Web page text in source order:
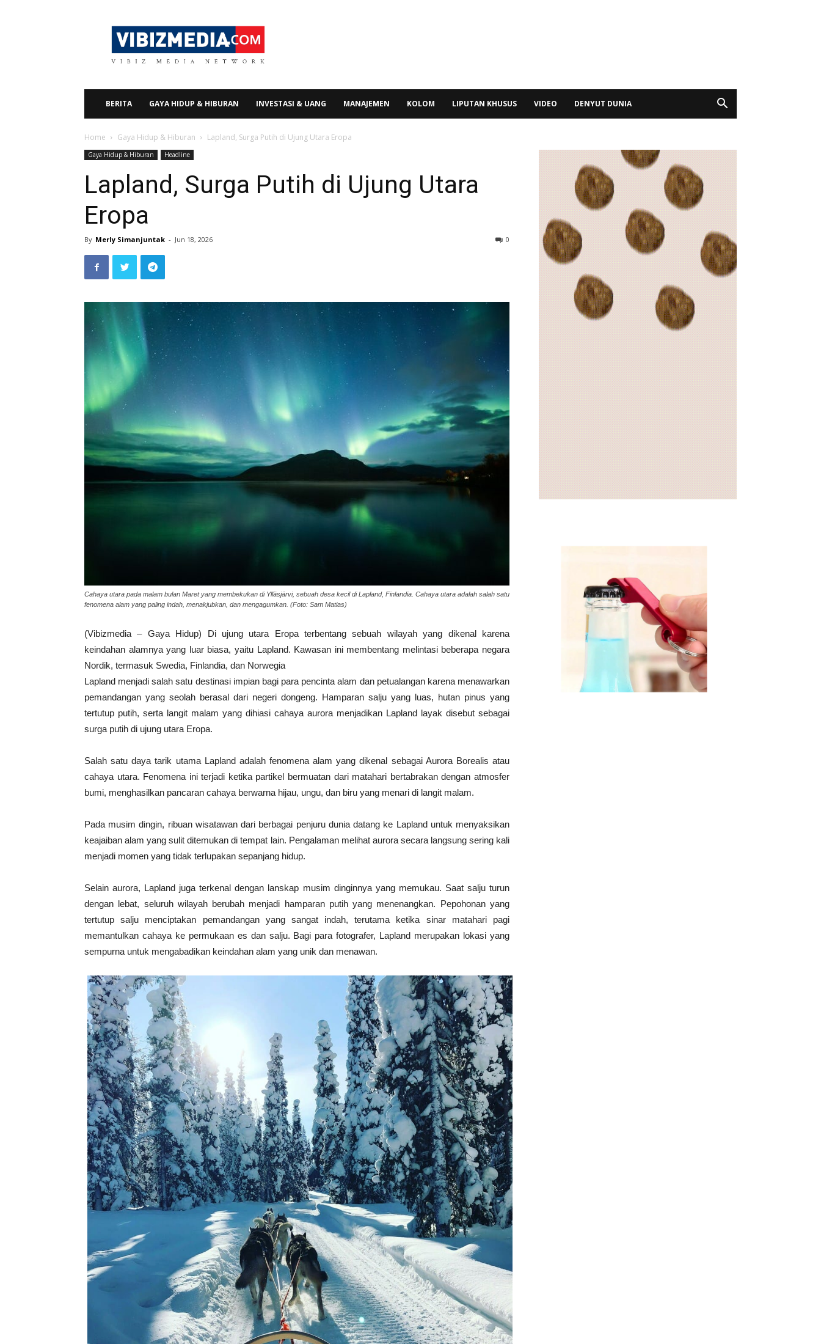
Vibizmedia.com
BERITA GAYA HIDUP & HIBURAN INVESTASI & UANG MANAJEMEN KOLOM LIPUTAN KHUSUS VIDEO DENYUT DUNIA
Home Gaya Hidup & Hiburan Lapland, Surga Putih di Ujung Utara Eropa
Gaya Hidup & Hiburan Headline
Lapland, Surga Putih di Ujung Utara
Eropa
By Merly Simanjuntak - Jun 18, 2026 0
Cahaya utara pada malam bulan Maret yang membekukan di Ylläsjärvi, sebuah desa kecil di Lapland, Finlandia. Cahaya utara adalah salah satu
fenomena alam yang paling indah, menakjubkan, dan mengagumkan. (Foto: Sam Matias)
(Vibizmedia – Gaya Hidup) Di ujung utara Eropa terbentang sebuah wilayah yang dikenal karena
keindahan alamnya yang luar biasa, yaitu Lapland. Kawasan ini membentang melintasi beberapa negara
Nordik, termasuk Swedia, Finlandia, dan Norwegia
Lapland menjadi salah satu destinasi impian bagi para pencinta alam dan petualangan karena menawarkan
pemandangan yang seolah berasal dari negeri dongeng. Hamparan salju yang luas, hutan pinus yang
tertutup putih, serta langit malam yang dihiasi cahaya aurora menjadikan Lapland layak disebut sebagai
surga putih di ujung utara Eropa.
Salah satu daya tarik utama Lapland adalah fenomena alam yang dikenal sebagai Aurora Borealis atau
cahaya utara. Fenomena ini terjadi ketika partikel bermuatan dari matahari bertabrakan dengan atmosfer
bumi, menghasilkan pancaran cahaya berwarna hijau, ungu, dan biru yang menari di langit malam.
Pada musim dingin, ribuan wisatawan dari berbagai penjuru dunia datang ke Lapland untuk menyaksikan
keajaiban alam yang sulit ditemukan di tempat lain. Pengalaman melihat aurora secara langsung sering kali
menjadi momen yang tidak terlupakan sepanjang hidup.
Selain aurora, Lapland juga terkenal dengan lanskap musim dinginnya yang memukau. Saat salju turun
dengan lebat, seluruh wilayah berubah menjadi hamparan putih yang menenangkan. Pepohonan yang
tertutup salju menciptakan pemandangan yang sangat indah, terutama ketika sinar matahari pagi
memantulkan cahaya ke permukaan es dan salju. Bagi para fotografer, Lapland merupakan lokasi yang
sempurna untuk mengabadikan keindahan alam yang unik dan menawan.